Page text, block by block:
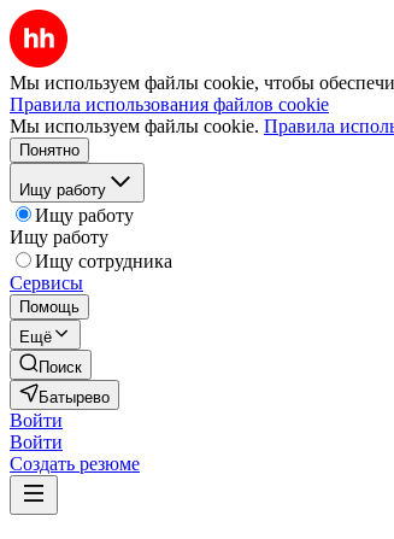
Мы используем файлы cookie, чтобы
Правила использования файлов cookie
Мы используем файлы cookie. Правила
Понятно
Ищу работу
Ищу работу
Ищу работу
Ищу сотрудника
Сервисы
Помощь
Ещё
Поиск
Батырево
Войти
Войти
Создать резюме